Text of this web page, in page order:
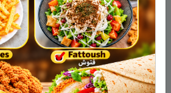
سلمان أبو عوادعلىهل أصبح
نتخلص منها بعد استعمالها؟
طليع محمودعلىهل أصبح الزوج
نتخلص منها بعد استعمالها؟
عبد اللهعلى
14 طاقم إطفاء
الحرائق لإخماد الحريق قرب عين